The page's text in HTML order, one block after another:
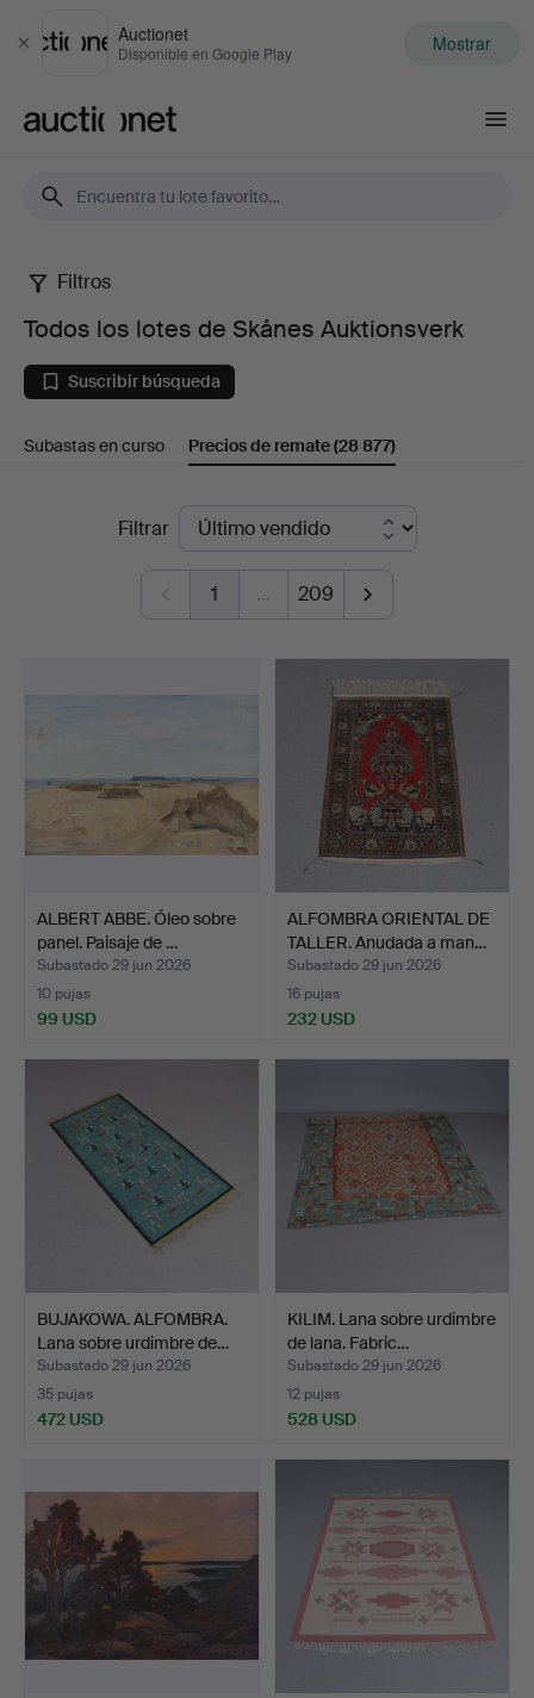
Cerrar
Auctionet
Disponible en Google Play Mostrar
Todos
los
lotes
de
Skånes
Auktionsverk
Filtros
Todos los lotes de Skånes Auktionsverk
Suscribir búsqueda
Subastas en curso Precios de remate(28 877)
Filtrar
1 … 209
ALBERT ABBE. Óleo sobre
panel. Paisaje de …
Subastado 29 jun 2026
10 pujas
99 USD
ALFOMBRA ORIENTAL DE
TALLER. Anudada a man…
Subastado 29 jun 2026
16 pujas
232 USD
BUJAKOWA. ALFOMBRA.
Lana sobre urdimbre de…
Subastado 29 jun 2026
35 pujas
472 USD
KILIM. Lana sobre urdimbre
de lana. Fabric…
Subastado 29 jun 2026
12 pujas
528 USD